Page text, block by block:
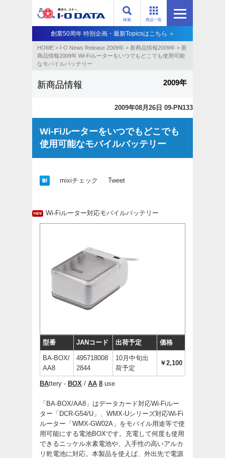
商品一覧
検索
創業50周年 特別企画・最新Topicsはこちら ＞
HOME > I-O News Release 2009年 > 新商品情報2009年 > 新
商品情報2009年 Wi-Fiルーターをいつでもどこでも使用可能
なモバイルバッテリー
新商品情報 2009年
2009年08月26日 09-PN133
Wi-Fiルーターをいつでもどこでも
使用可能なモバイルバッテリー
mixiチェック Tweet
Wi-Fiルーター対応モバイルバッテリー
型番 JANコード 出荷予定 価格
BA-BOX/
AA8
495718008
2844
10月中旬出
荷予定
￥2,100
BAttery - BOX / AA 8 use
「BA-BOX/AA8」はデータカード対応Wi-Fiルー
ター「DCR-G54/U」、WMX-Uシリーズ対応Wi-Fi
ルーター「WMX-GW02A」をモバイル用途等で使
用可能にする電池BOXです。充電して何度も使用
できるニッケル水素電池や、入手性の高いアルカ
リ乾電池に対応。本製品を使えば、外出先で電源